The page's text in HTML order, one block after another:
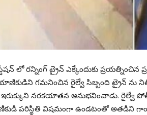
లో రన్నింగ్ ట్రైన్ ఎక్కేందుకు
గమనించిన రైల్వే సిబ్బంది ట్రైన్ ను
నరకయాతన అనుభవించాడు. రైల్వే
పరిస్థితి విషమంగా ఉండటంతో అతడిని